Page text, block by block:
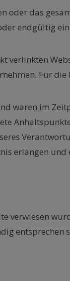
oder das
endgültig
verlinkten
Für
waren im
erlangen und
verwiesen